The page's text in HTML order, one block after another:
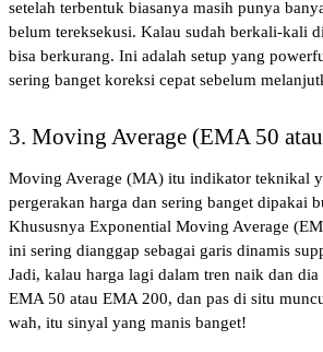
setelah terbentuk biasanya masih punya
belum tereksekusi. Kalau sudah berkali-kali
bisa berkurang. Ini adalah setup yang
sering banget koreksi cepat sebelum
3. Moving Average (EMA 50
Moving Average (MA) itu indikator teknikal
pergerakan harga dan sering banget dipakai
Khususnya Exponential Moving Average
ini sering dianggap sebagai garis dinamis
Jadi, kalau harga lagi dalam tren naik dan
EMA 50 atau EMA 200, dan pas di situ
wah, itu sinyal yang manis banget!